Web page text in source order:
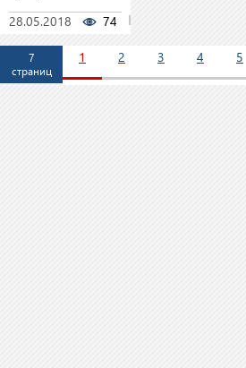
28.05.2018
74
7
страниц
1 2 3 4 5